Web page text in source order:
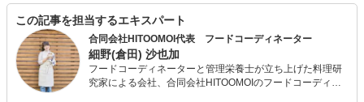
この記事を担当するエキスパート
合同会社HITOOMOI代表 フードコーディネーター
細野(倉田) 沙也加
フードコーディネーターと管理栄養士が立ち上げた料理研
究家による会社、合同会社HITOOMOIのフードコーディネ